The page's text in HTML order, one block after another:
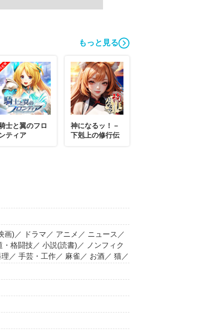
もっと見る
士と翼のフロ
ティア
神になるッ！－
下剋上の修行伝
)／ ドラマ／ アニメ／ ニュース／
格闘技／ 小説(読書)／ ノンフィク
／ 手芸・工作／ 麻雀／ お酒／ 猫／